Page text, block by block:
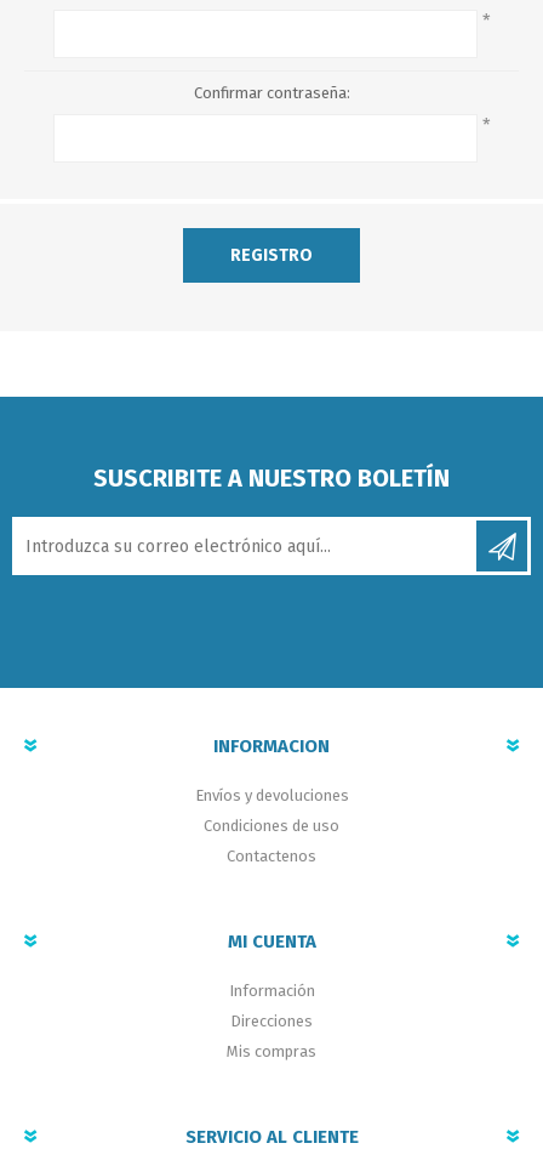
*
Confirmar contraseña:
*
SUSCRIBITE A NUESTRO BOLETÍN
INFORMACION
Envíos y devoluciones
Condiciones de uso
Contactenos
MI CUENTA
Información
Direcciones
Mis compras
SERVICIO AL CLIENTE